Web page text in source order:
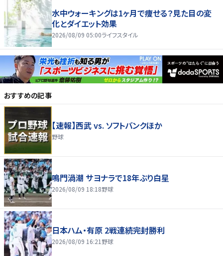
水中ウォーキングは1ヶ月で痩せる？見た目の変
化とダイエット効果
2026/08/09 05:00ライフスタイル
おすすめの記事
【速報】西武 vs. ソフトバンクほか
野球
鳴門渦潮 サヨナラで18年ぶり白星
2026/08/09 18:18野球
日本ハム・有原 2戦連続完封勝利
2026/08/09 16:21 野球